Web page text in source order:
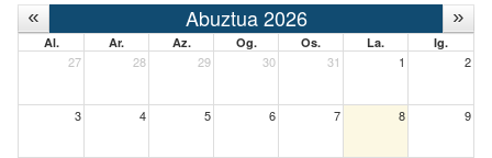
Abuztua 2026
Al. Ar. Az. Og. Os. La. Ig.
27 28 29 30 31 1 2
3 4 5 6 7 8 9